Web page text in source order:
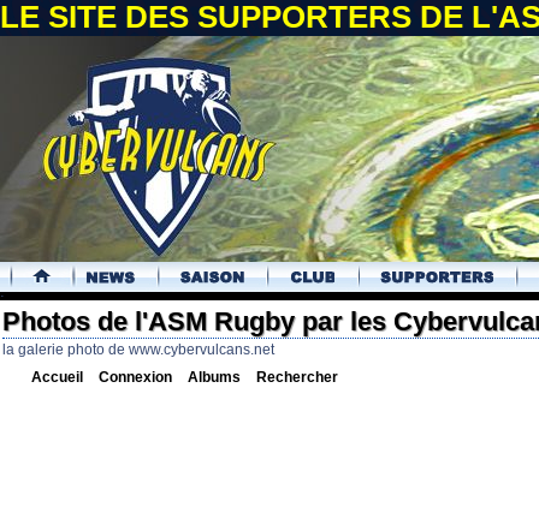
LE SITE DES SUPPORTERS DE
.
Photos de l'ASM Rugby par les
la galerie photo de www.cybervulcans.net
Accueil Connexion Albums Rechercher